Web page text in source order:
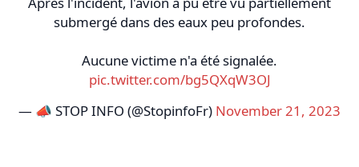
submergé dans des eaux peu profondes.
Aucune victime n'a été signalée.
pic.twitter.com/bg5QXqW3OJ
— 📣 STOP INFO (@StopinfoFr) November 21, 2023